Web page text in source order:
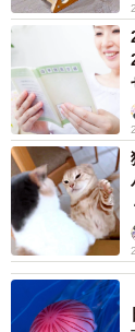
これからペッ
いる人へは「
いで、責任を
そして何より
族。最期は丁
寄り添う気持